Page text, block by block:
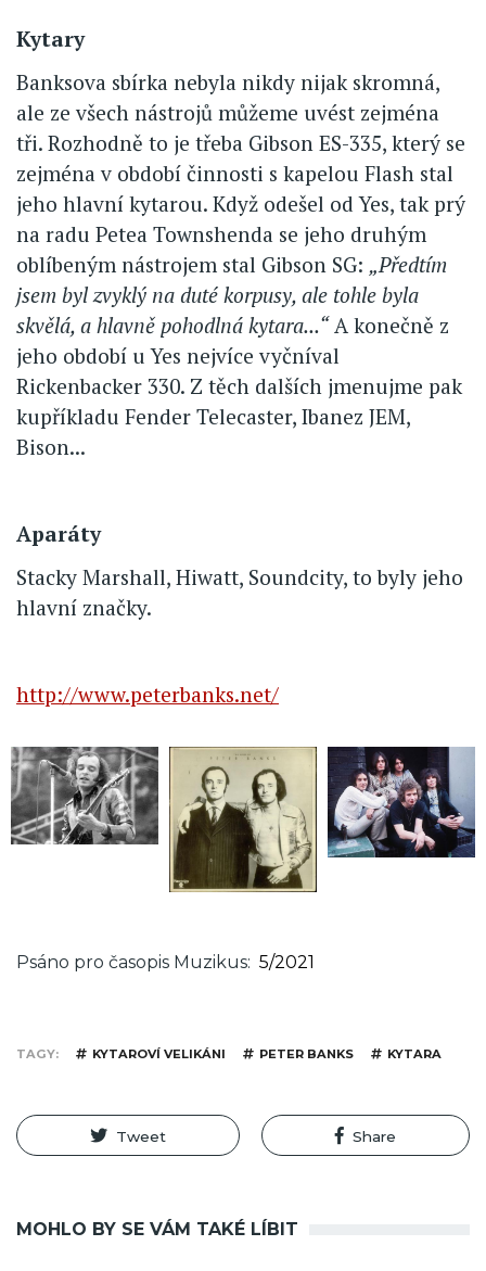
Kytary
Banksova sbírka nebyla nikdy nijak skromná,
ale ze všech nástrojů můžeme uvést zejména
tři. Rozhodně to je třeba Gibson ES-335, který se
zejména v období činnosti s kapelou Flash stal
jeho hlavní kytarou. Když odešel od Yes, tak prý
na radu Petea Townshenda se jeho druhým
oblíbeným nástrojem stal Gibson SG: „Předtím
jsem byl zvyklý na duté korpusy, ale tohle byla
skvělá, a hlavně pohodlná kytara...“A konečně z
jeho období u Yes nejvíce vyčníval
Rickenbacker 330. Z těch dalších jmenujme pak
kupříkladu Fender Telecaster, Ibanez JEM,
Bison...
Aparáty
Stacky Marshall, Hiwatt, Soundcity, to byly jeho
hlavní značky.
http://www.peterbanks.net/
Psáno pro časopis Muzikus 5/2021
TAGY KYTAROVÍ VELIKÁNI PETER BANKS KYTARA
Tweet Share
MOHLO BY SE VÁM TAKÉ LÍBIT